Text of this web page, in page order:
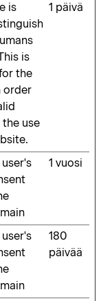
is
is
the
order
use
1 päivä
1 vuosi
180
päivää